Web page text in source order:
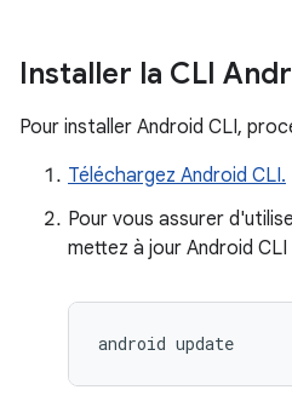
Installer la CLI
Pour installer Android CLI,
Téléchargez Android CLI.
Pour vous assurer
mettez à jour Android CLI
android